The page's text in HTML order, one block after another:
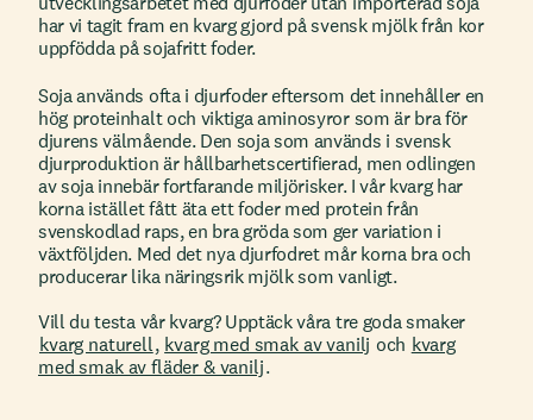
har vi tagit fram en kvarg gjord på svensk mjölk från kor
uppfödda på sojafritt foder.
Soja används ofta i djurfoder eftersom det innehåller en
hög proteinhalt och viktiga aminosyror som är bra för
djurens välmående. Den soja som används i svensk
djurproduktion är hållbarhetscertifierad, men odlingen
av soja innebär fortfarande miljörisker. I vår kvarg har
korna istället fått äta ett foder med protein från
svenskodlad raps, en bra gröda som ger variation i
växtföljden. Med det nya djurfodret mår korna bra och
producerar lika näringsrik mjölk som vanligt.
Vill du testa vår kvarg? Upptäck våra tre goda smaker
kvarg naturell, kvarg med smak av vanilj och kvarg
med smak av fläder & vanilj.